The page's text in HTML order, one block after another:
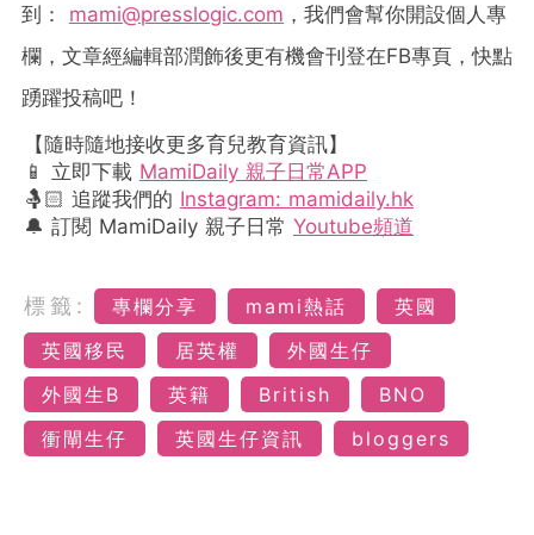
到：
mami@presslogic.com ，我們會幫你開設個人專
欄，文章經編輯部潤飾後更有機會刊登在FB專頁，快點
踴躍投稿吧！
【隨時隨地接收更多育兒教育資訊】
📱 立即下載 MamiDaily 親子日常APP
🤱🏻 追蹤我們的 Instagram: mamidaily.hk
🔔 訂閱 MamiDaily 親子日常 Youtube頻道
標籤: 專欄分享 mami熱話
英國
英國移民
居英權
外國生仔
外國生B
英籍 British
BNO
衝閘生仔
英國生仔資訊 bloggers